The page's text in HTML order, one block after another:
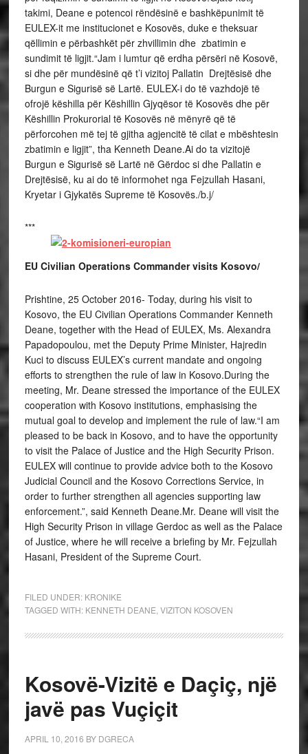
takimi, Deane e potencoi rëndësinë e bashkëpunimit të
EULEX-it me institucionet e Kosovës, duke e theksuar
qëllimin e përbashkët për zhvillimin dhe zbatimin e
sundimit të ligjit.“Jam i lumtur që erdha përsëri në Kosovë,
si dhe për mundësinë që t’i vizitoj Pallatin Drejtësisë dhe
Burgun e Sigurisë së Lartë. EULEX-i do të vazhdojë të
ofrojë këshilla për Këshillin Gjyqësor të Kosovës dhe për
Këshillin Prokurorial të Kosovës në mënyrë që të
përforcohen më tej të gjitha agjencitë të cilat e mbështesin
zbatimin e ligjit”, tha Kenneth Deane.Ai do ta vizitojë
Burgun e Sigurisë së Lartë në Gërdoc si dhe Pallatin e
Drejtësisë, ku ai do të informohet nga Fejzullah Hasani,
Kryetar i Gjykatës Supreme të Kosovës./b.j/
***
EU Civilian Operations Commander visits Kosovo/
Prishtine, 25 October 2016- Today, during his visit to
Kosovo, the EU Civilian Operations Commander Kenneth
Deane, together with the Head of EULEX, Ms. Alexandra
Papadopoulou, met the Deputy Prime Minister, Hajredin
Kuci to discuss EULEX’s current mandate and ongoing
efforts to strengthen the rule of law in Kosovo.During the
meeting, Mr. Deane stressed the importance of the EULEX
cooperation with Kosovo institutions, emphasising the
mutual goal to develop and implement the rule of law.“I am
pleased to be back in Kosovo, and to have the opportunity
to visit the Palace of Justice and the High Security Prison.
EULEX will continue to provide advice both to the Kosovo
Judicial Council and the Kosovo Corrections Service, in
order to further strengthen all agencies supporting law
enforcement.”, said Kenneth Deane.Mr. Deane will visit the
High Security Prison in village Gerdoc as well as the Palace
of Justice, where he will receive a briefing by Mr. Fejzullah
Hasani, President of the Supreme Court.
FILED UNDER: KRONIKE
TAGGED WITH: KENNETH DEANE VIZITON KOSOVEN
Kosovë-Vizitë e Daçiç, një
javë pas Vuçiçit
APRIL 10, 2016 BY DGRECA